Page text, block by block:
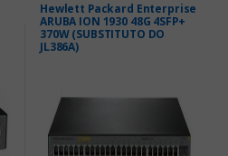
Hewlett Packard Enterprise
ARUBA ION 1930 48G 4SFP+
370W (SUBSTITUTO DO
JL386A)